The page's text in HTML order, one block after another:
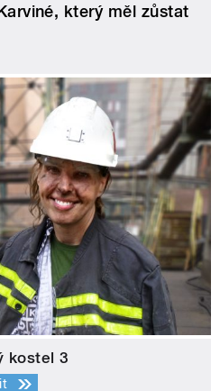
který měl zůstat
kostel 3